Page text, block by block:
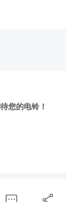
您的电铃！